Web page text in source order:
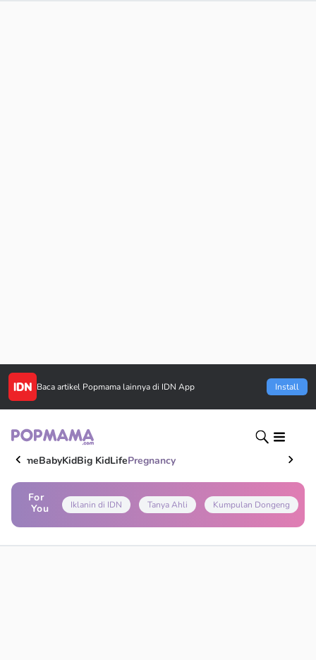
Baca artikel Popmama lainnya di IDN App Install
HomeBabyKidBig KidLifePregnancy
For
You
Iklanin di IDN Tanya Ahli Kumpulan Dongeng